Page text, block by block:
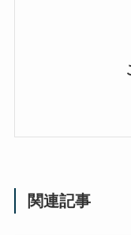
関連記事